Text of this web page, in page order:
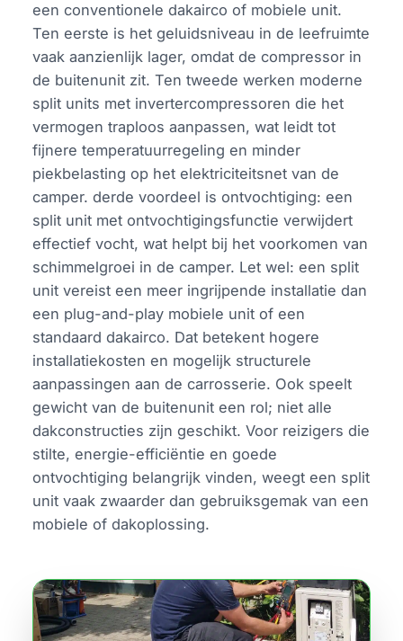
een conventionele dakairco of mobiele unit.
Ten eerste is het geluidsniveau in de leefruimte
vaak aanzienlijk lager, omdat de compressor in
de buitenunit zit. Ten tweede werken moderne
split units met invertercompressoren die het
vermogen traploos aanpassen, wat leidt tot
fijnere temperatuurregeling en minder
piekbelasting op het elektriciteitsnet van de
camper. derde voordeel is ontvochtiging: een
split unit met ontvochtigingsfunctie verwijdert
effectief vocht, wat helpt bij het voorkomen van
schimmelgroei in de camper. Let wel: een split
unit vereist een meer ingrijpende installatie dan
een plug-and-play mobiele unit of een
standaard dakairco. Dat betekent hogere
installatiekosten en mogelijk structurele
aanpassingen aan de carrosserie. Ook speelt
gewicht van de buitenunit een rol; niet alle
dakconstructies zijn geschikt. Voor reizigers die
stilte, energie-efficiëntie en goede
ontvochtiging belangrijk vinden, weegt een split
unit vaak zwaarder dan gebruiksgemak van een
mobiele of dakoplossing.